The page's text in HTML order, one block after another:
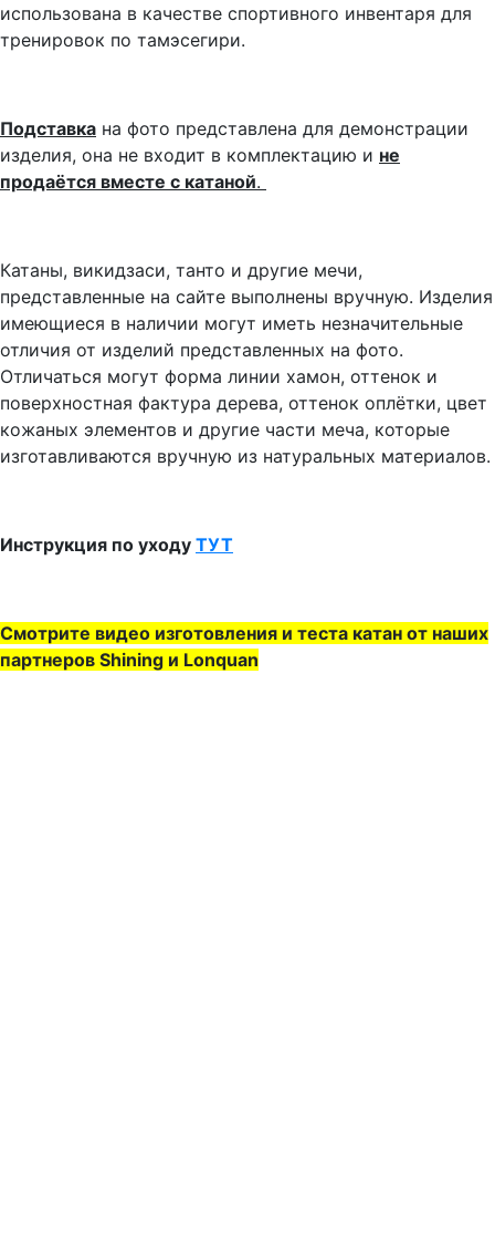
использована в качестве спортивного инвентаря для
тренировок по тамэсегири.
Подставка на фото представлена для демонстрации
изделия, она не входит в комплектацию и не
продаётся вместе с катаной.
Катаны, викидзаси, танто и другие мечи,
представленные на сайте выполнены вручную. Изделия
имеющиеся в наличии могут иметь незначительные
отличия от изделий представленных на фото.
Отличаться могут форма линии хамон, оттенок и
поверхностная фактура дерева, оттенок оплётки, цвет
кожаных элементов и другие части меча, которые
изготавливаются вручную из натуральных материалов.
Инструкция по уходу ТУТ
Смотрите видео изготовления и теста катан от наших
партнеров Shining и Lonquan